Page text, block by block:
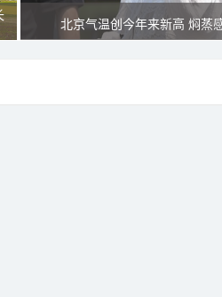
北京气温创今年来新高 焖蒸